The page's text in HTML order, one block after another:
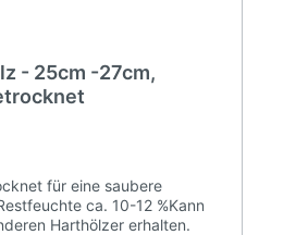
- 25cm -27cm,
für eine saubere
ca. 10-12 %Kann
Harthölzer erhalten.